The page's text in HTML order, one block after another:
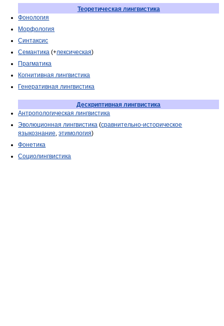
Теоретическая лингвистика
Фонология
Морфология
Синтаксис
Семантика (+лексическая)
Прагматика
Когнитивная лингвистика
Генеративная лингвистика
Дескриптивная лингвистика
Антропологическая лингвистика
Эволюционная лингвистика (сравнительно-историческое
языкознание,этимология)
Фонетика
Социолингвистика